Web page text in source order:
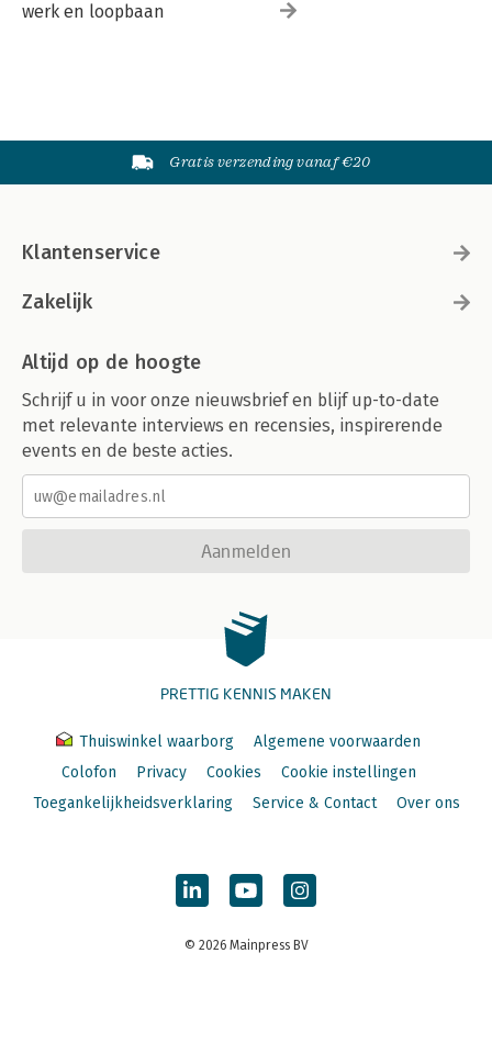
werk en loopbaan
Gratis verzending vanaf €20
Klantenservice
Zakelijk
Altijd op de hoogte
Schrijf u in voor onze nieuwsbrief en blijf up-to-date
met relevante interviews en recensies, inspirerende
events en de beste acties.
Aanmelden
PRETTIG KENNIS MAKEN
Thuiswinkel waarborg
Algemene voorwaarden
Colofon
Privacy Cookies
Cookie instellingen
Toegankelijkheidsverklaring
Service & Contact Over ons
© 2026 Mainpress BV